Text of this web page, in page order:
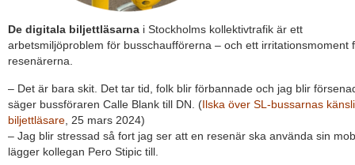
De digitala biljettläsarna i Stockholms kollektivtrafik är ett
arbetsmiljöproblem för busschaufförerna – och ett irritationsmoment
resenärerna.
– Det är bara skit. Det tar tid, folk blir förbannade och jag blir
säger bussföraren Calle Blank till DN. (Ilska över SL-bussarnas
biljettläsare , 25 mars 2024)
– Jag blir stressad så fort jag ser att en resenär ska använda sin
lägger kollegan Pero Stipic till.